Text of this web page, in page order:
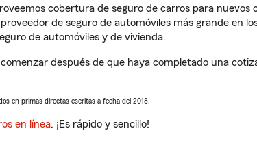
cobertura de seguro de carros para nuevos
de seguro de automóviles más grande en
de automóviles y de vivienda.
después de que haya completado una
en primas directas escritas a fecha del 2018.
en línea. ¡Es rápido y sencillo!